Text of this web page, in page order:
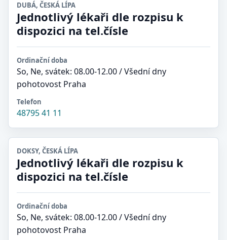
DUBÁ, ČESKÁ LÍPA
Jednotlivý lékaři dle rozpisu k
dispozici na tel.čísle
Ordinační doba
So, Ne, svátek: 08.00-12.00 / Všední dny
pohotovost Praha
Telefon
48795 41 11
DOKSY, ČESKÁ LÍPA
Jednotlivý lékaři dle rozpisu k
dispozici na tel.čísle
Ordinační doba
So, Ne, svátek: 08.00-12.00 / Všední dny
pohotovost Praha